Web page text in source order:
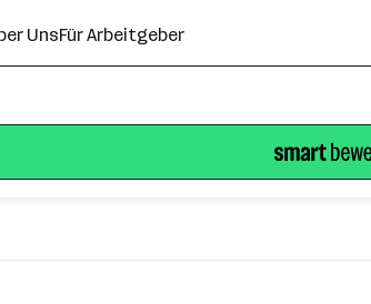
UnsFür Arbeitgeber